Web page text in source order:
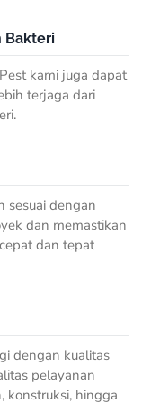
Bakteri
kami juga dapat
terjaga dari
sesuai dengan
dan memastikan
dan tepat
dengan kualitas
pelayanan
konstruksi, hingga